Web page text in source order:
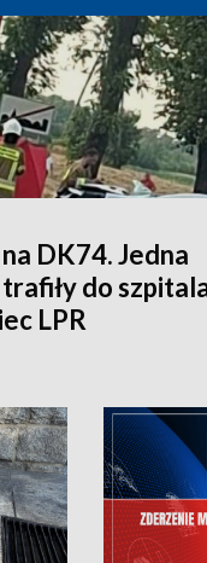
DK74. Jedna
do
LPR